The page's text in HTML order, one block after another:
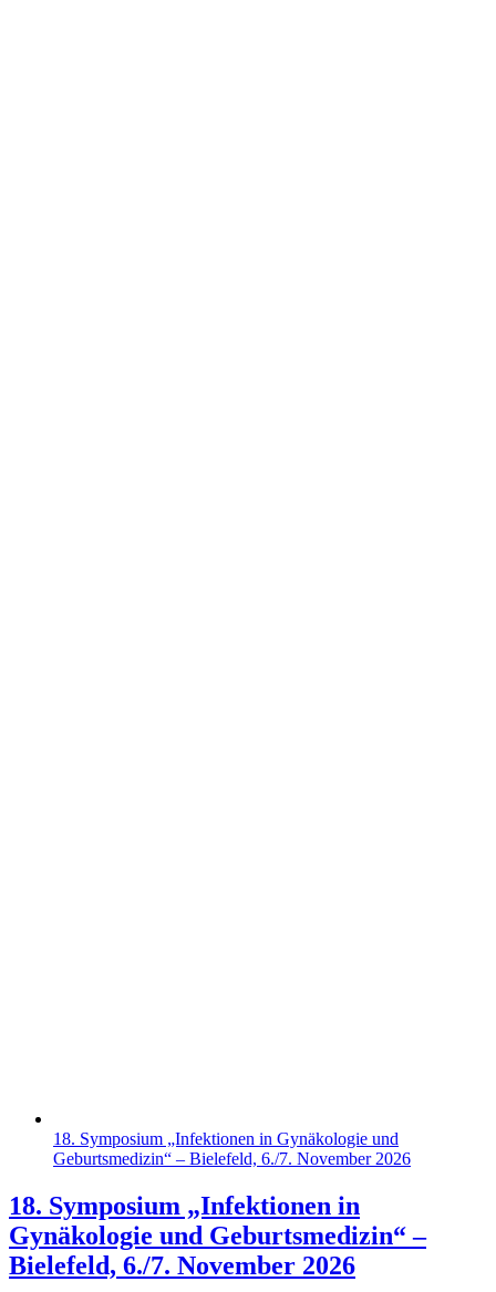
18. Symposium „Infektionen in Gynäkologie und
Geburtsmedizin“ – Bielefeld, 6./7. November 2026
18. Symposium „Infektionen in
Gynäkologie und Geburtsmedizin“ –
Bielefeld, 6./7. November 2026